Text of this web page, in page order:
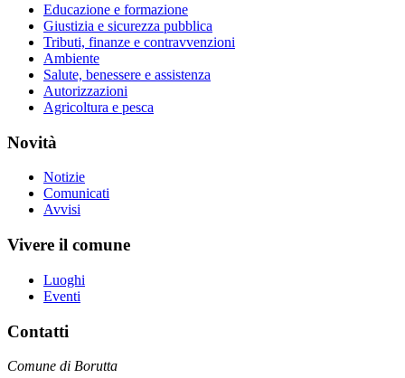
Educazione e formazione
Giustizia e sicurezza pubblica
Tributi, finanze e contravvenzioni
Ambiente
Salute, benessere e assistenza
Autorizzazioni
Agricoltura e pesca
Novità
Notizie
Comunicati
Avvisi
Vivere il comune
Luoghi
Eventi
Contatti
Comune di Borutta